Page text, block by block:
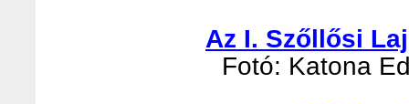
Az I. Szőllősi
Fotó: Katona